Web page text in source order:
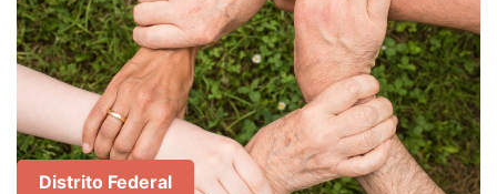
Distrito Federal